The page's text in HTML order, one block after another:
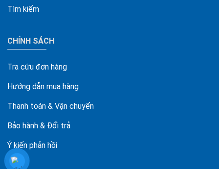
Tìm kiếm
CHÍNH SÁCH
Tra cứu đơn hàng
Hướng dẫn mua hàng
Thanh toán & Vận chuyển
Bảo hành & Đổi trả
Ý kiến phản hồi